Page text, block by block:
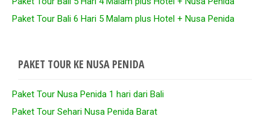
Paket Tour Bali 6 Hari 5 Malam plus Hotel + Nusa Penida
PAKET TOUR KE NUSA PENIDA
Paket Tour Nusa Penida 1 hari dari Bali
Paket Tour Sehari Nusa Penida Barat